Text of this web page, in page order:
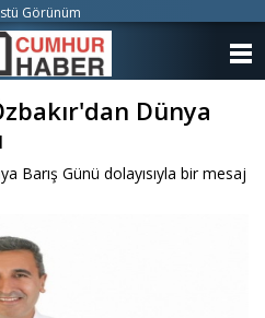
Dünya
Barış Günü dolayısıyla bir mesaj
Görünüm
KATEGORİLER